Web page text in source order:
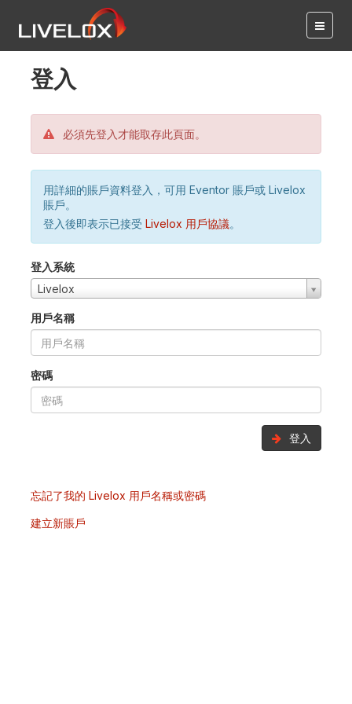
登入
必須先登入才能取存此頁面。
用詳細的賬戶資料登入，可用 Eventor 賬戶或 Livelox
賬戶。
登入後即表示已接受 Livelox 用戶協議。
登入系統
Livelox
用戶名稱
密碼
登入
忘記了我的 Livelox 用戶名稱或密碼
建立新賬戶